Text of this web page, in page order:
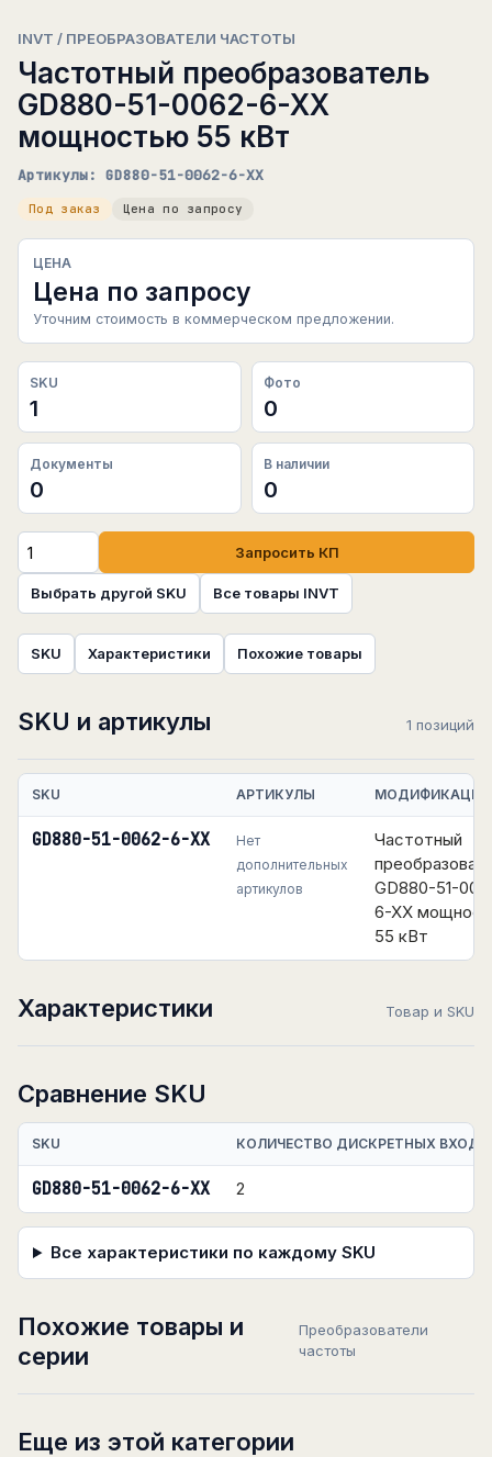
INVT / ПРЕОБРАЗОВАТЕЛИ ЧАСТОТЫ
Частотный преобразователь
GD880-51-0062-6-XX
мощностью 55 кВт
Артикулы: GD880-51-0062-6-XX
Под заказ Цена по запросу
ЦЕНА
Цена по запросу
Уточним стоимость в коммерческом предложении.
SKU
1
Фото
0
Документы
0
В наличии
0
Запросить КП
Выбрать другой SKU Все товары INVT
SKU Характеристики Похожие товары
SKU и артикулы 1 позиций
SKU АРТИКУЛЫ МОДИФИКАЦИЯ
GD880-51-0062-6-XX
Нет
дополнительных
артикулов
Частотный
GD880-51-
6-XX
55 кВт
Характеристики Товар и SKU
Сравнение SKU
SKU КОЛИЧЕСТВО ДИСКРЕТНЫХ
GD880-51-0062-6-XX 2
Все характеристики по каждому SKU
Похожие товары и
серии
Преобразователи
частоты
Еще из этой категории